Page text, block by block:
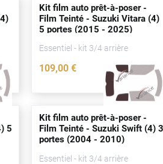
Kit film auto prêt-à-poser -
Film Teinté - Suzuki Vitara (4)
5 portes(2015 - 2025)
Essentiel - kit 3/4 arrière
109,00 €
3482-SUZ
5
Kit film auto prêt-à-poser -
Film Teinté - Suzuki Swift (4) 3
portes(2004 - 2010)
Essentiel - kit 3/4 arrière